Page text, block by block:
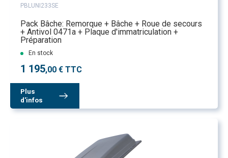
PBLUNI233SE
Pack Bâche: Remorque + Bâche + Roue de secours
+ Antivol 0471a + Plaque d'immatriculation +
Préparation
En stock
1 195,00 € TTC
Plus
d'infos